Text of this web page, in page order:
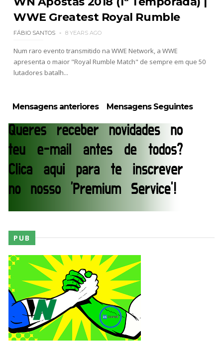
Callis Family no Grand Slam Mexico
Unknown- Aug 06 2026
WWE: Chelsea Green revela que sofreu fratura
no osso orbital
SCSA867 Aug 10 2026
WWE: Paige deixa mensagem a Nikki Bella e
confirma presença no próximo SmackDown
SCSA867-Aug 09 2026
WWE Greatest Royal Rumble
FÁBIO SANTOS 8 YEARS AGO
Num raro evento transmitido na WWE Network, a WWE
apresenta o maior "Royal Rumble Match" de sempre em que 50
lutadores batalh...
Mensagens anteriores Mensagens Seguintes
PUB